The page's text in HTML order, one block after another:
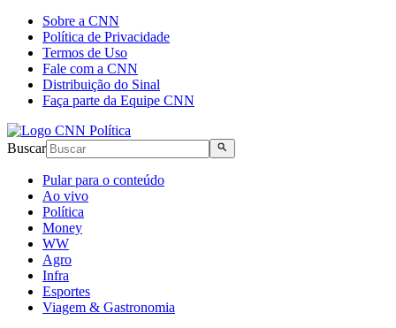
Sobre a CNN
Política de Privacidade
Termos de Uso
Fale com a CNN
Distribuição do Sinal
Faça parte da Equipe CNN
Buscar
Pular para o conteúdo
Ao vivo
Política
Money
WW
Agro
Infra
Esportes
Viagem & Gastronomia